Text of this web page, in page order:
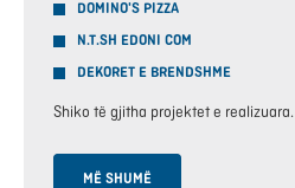
DOMINO'S PIZZA
N.T.SH EDONI COM
DEKORET E BRENDSHME
Shiko të gjitha projektet e realizuara.
MË SHUMË